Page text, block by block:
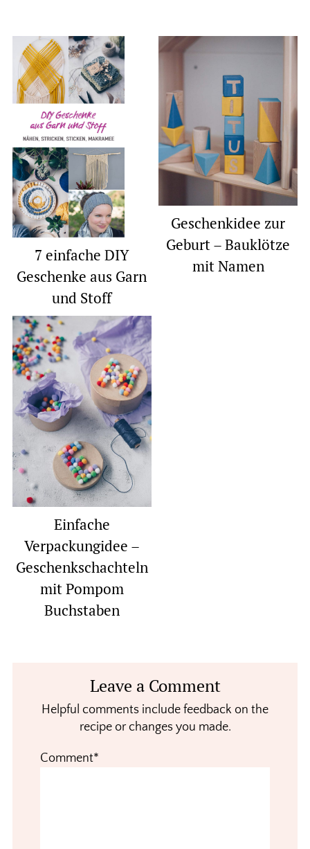
7 einfache DIY
Geschenke aus Garn
und Stoff
Geschenkidee zur
Geburt – Bauklötze
mit Namen
Einfache
Verpackungidee –
Geschenkschachteln
mit Pompom
Buchstaben
InteractionsLeave a Comment
Helpful comments include feedback on the
recipe or changes you made.
Comment*